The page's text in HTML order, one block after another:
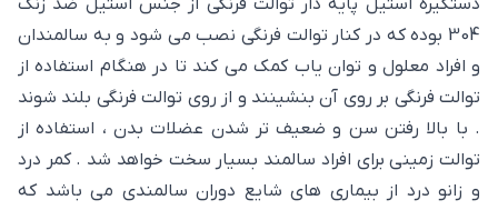
دستگیره استیل پایه دار توالت فرنگی از جنس استیل ضد زنگ
304 بوده که در کنار توالت فرنگی نصب می شود و به سالمندان
و افراد معلول و توان یاب کمک می کند تا در هنگام استفاده از
توالت فرنگی بر روی آن بنشینند و از روی توالت فرنگی بلند شوند
. با بالا رفتن سن و ضعیف تر شدن عضلات بدن ، استفاده از
توالت زمینی برای افراد سالمند بسیار سخت خواهد شد . کمر درد
و زانو درد از بیماری های شایع دوران سالمندی می باشد که